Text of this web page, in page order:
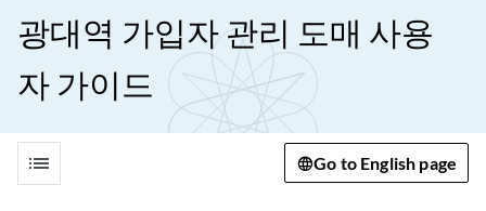
광대역 가입자 관리 도매 사용
자 가이드
list Go to English page